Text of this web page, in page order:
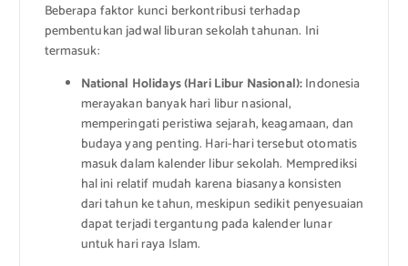
Beberapa faktor kunci berkontribusi terhadap
pembentukan jadwal liburan sekolah tahunan. Ini
termasuk:
National Holidays (Hari Libur Nasional):Indonesia
merayakan banyak hari libur nasional,
memperingati peristiwa sejarah, keagamaan, dan
budaya yang penting. Hari-hari tersebut otomatis
masuk dalam kalender libur sekolah. Memprediksi
hal ini relatif mudah karena biasanya konsisten
dari tahun ke tahun, meskipun sedikit penyesuaian
dapat terjadi tergantung pada kalender lunar
untuk hari raya Islam.